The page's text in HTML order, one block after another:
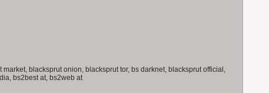
market, blacksprut onion, blacksprut tor, bs darknet, blacksprut official,
bs2best at, bs2web at